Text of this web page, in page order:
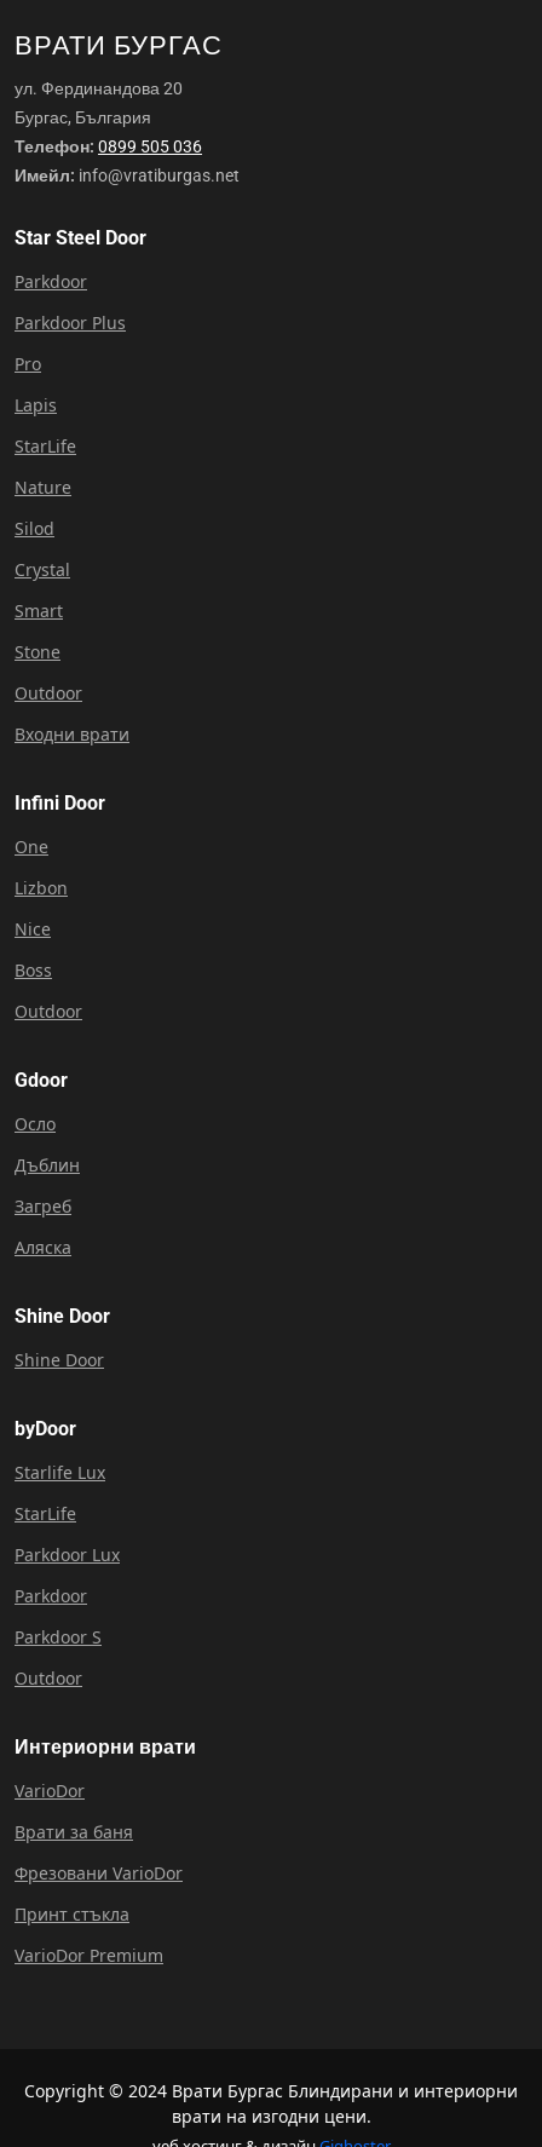
ВРАТИ БУРГАС
ул. Фердинандова 20
Бургас, България
Телефон: 0899 505 036
Имейл: info@vratiburgas.net
Star Steel Door
Parkdoor
Parkdoor Plus
Pro
Lapis
StarLife
Nature
Silod
Crystal
Smart
Stone
Outdoor
Входни врати
Infini Door
One
Lizbon
Nice
Boss
Outdoor
Gdoor
Осло
Дъблин
Загреб
Аляска
Shine Door
Shine Door
byDoor
Starlife Lux
StarLife
Parkdoor Lux
Parkdoor
Parkdoor S
Outdoor
Интериорни врати
VarioDor
Врати за баня
Фрезовани VarioDor
Принт стъкла
VarioDor Premium
Copyright © 2024 Врати Бургас Блиндирани и интериорни
врати на изгодни цени.